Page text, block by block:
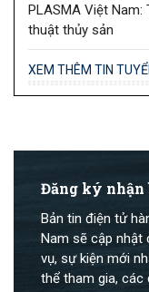
PLASMA Việt Nam:
thuật thủy sản
XEM THÊM TIN
Đăng ký nhận
Bản tin điện tử
Nam sẽ cập nhật
vụ, sự kiện mới
thể tham gia, các